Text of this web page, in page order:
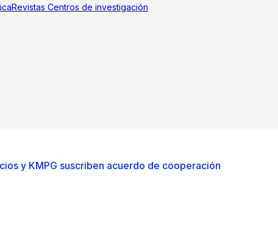
Revistas Centros de investigación
y KMPG suscriben acuerdo de cooperación